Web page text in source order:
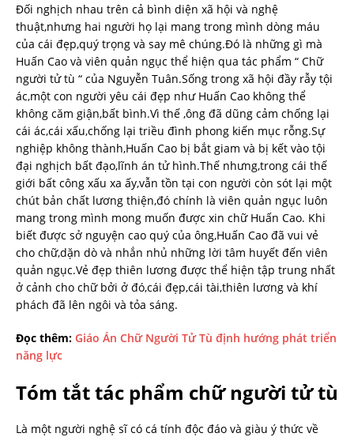
Đối nghịch nhau trên cả bình diện xã hội và nghệ
thuật,nhưng hai người họ lại mang trong mình dòng máu
của cái đẹp,quý trọng và say mê chúng.Đó là những gì mà
Huấn Cao và viên quản ngục thể hiện qua tác phẩm “ Chữ
người tử tù “ của Nguyễn Tuân.Sống trong xã hội đầy rẫy tội
ác,một con người yêu cái đẹp như Huấn Cao không thể
không căm giận,bất bình.Vì thế ,ông đã dũng cảm chống lại
cái ác,cái xấu,chống lại triều đình phong kiến mục rỗng.Sự
nghiệp không thành,Huấn Cao bị bắt giam và bị kết vào tội
đại nghịch bất đạo,lĩnh án tử hình.Thế nhưng,trong cái thế
giới bất công xấu xa ấy,vẫn tồn tại con người còn sót lại một
chút bản chất lương thiện,đó chính là viên quản ngục luôn
mang trong mình mong muốn được xin chữ Huấn Cao. Khi
biết được sở nguyện cao quý của ông,Huấn Cao đã vui vẻ
cho chữ,dặn dò và nhắn nhủ những lời tâm huyết đến viên
quản ngục.Vẻ đẹp thiên lương được thể hiện tập trung nhất
ở cảnh cho chữ bởi ở đó,cái đẹp,cái tài,thiên lương và khí
phách đã lên ngôi và tỏa sáng.
Đọc thêm: Giáo Án Chữ Người Tử Tù định hướng phát triển
năng lực
Tóm tắt tác phẩm chữ người tử tù
Là một người nghệ sĩ có cá tính độc đáo và giàu ý thức về